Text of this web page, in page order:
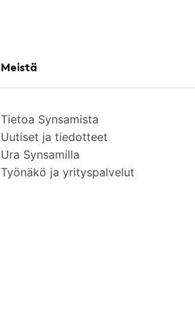
Meistä
Tietoa Synsamista
Uutiset ja tiedotteet
Ura Synsamilla
Työnäkö ja yrityspalvelut